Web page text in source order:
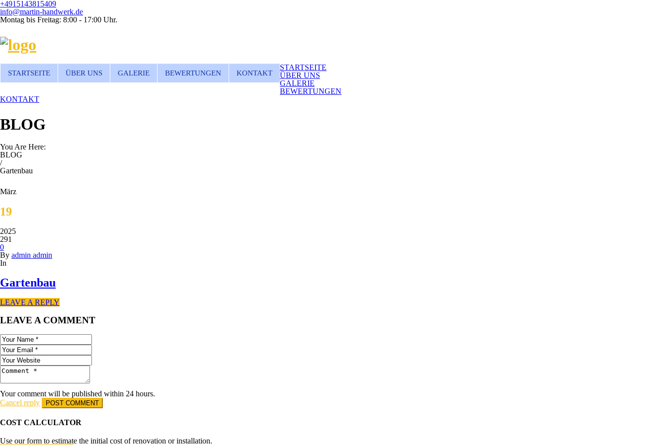
+4915143815409
info@martin-handwerk.de
Montag bis Freitag: 8:00 - 17:00 Uhr.
STARTSEITE ÜBER UNS GALERIE BEWERTUNGEN KONTAKT
STARTSEITE
ÜBER UNS
GALERIE
BEWERTUNGEN
KONTAKT
BLOG
You Are Here:
BLOG
/
Gartenbau
März
19
2025
291
0
By admin admin
In
Gartenbau
LEAVE A REPLY
LEAVE A COMMENT
Your comment will be published within 24 hours.
Cancel reply
COST CALCULATOR
Use our form to estimate the initial cost of renovation or installation.